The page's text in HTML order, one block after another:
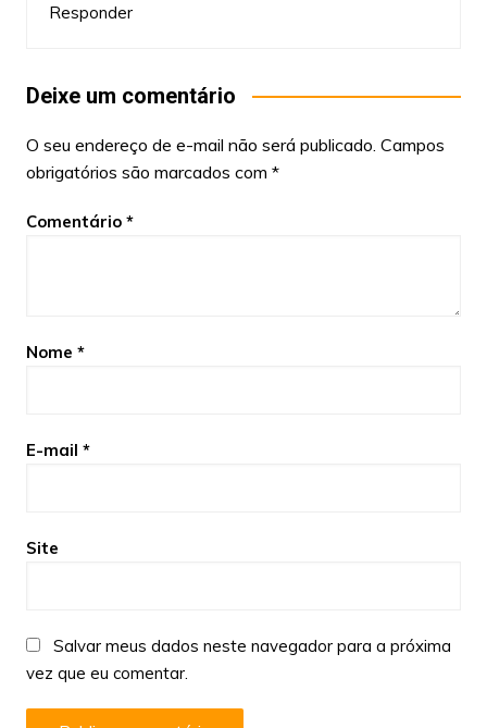
Responder
Deixe um comentário
O seu endereço de e-mail não será publicado. Campos
obrigatórios são marcados com *
Comentário *
Nome *
E-mail *
Site
Salvar meus dados neste navegador para a próxima
vez que eu comentar.